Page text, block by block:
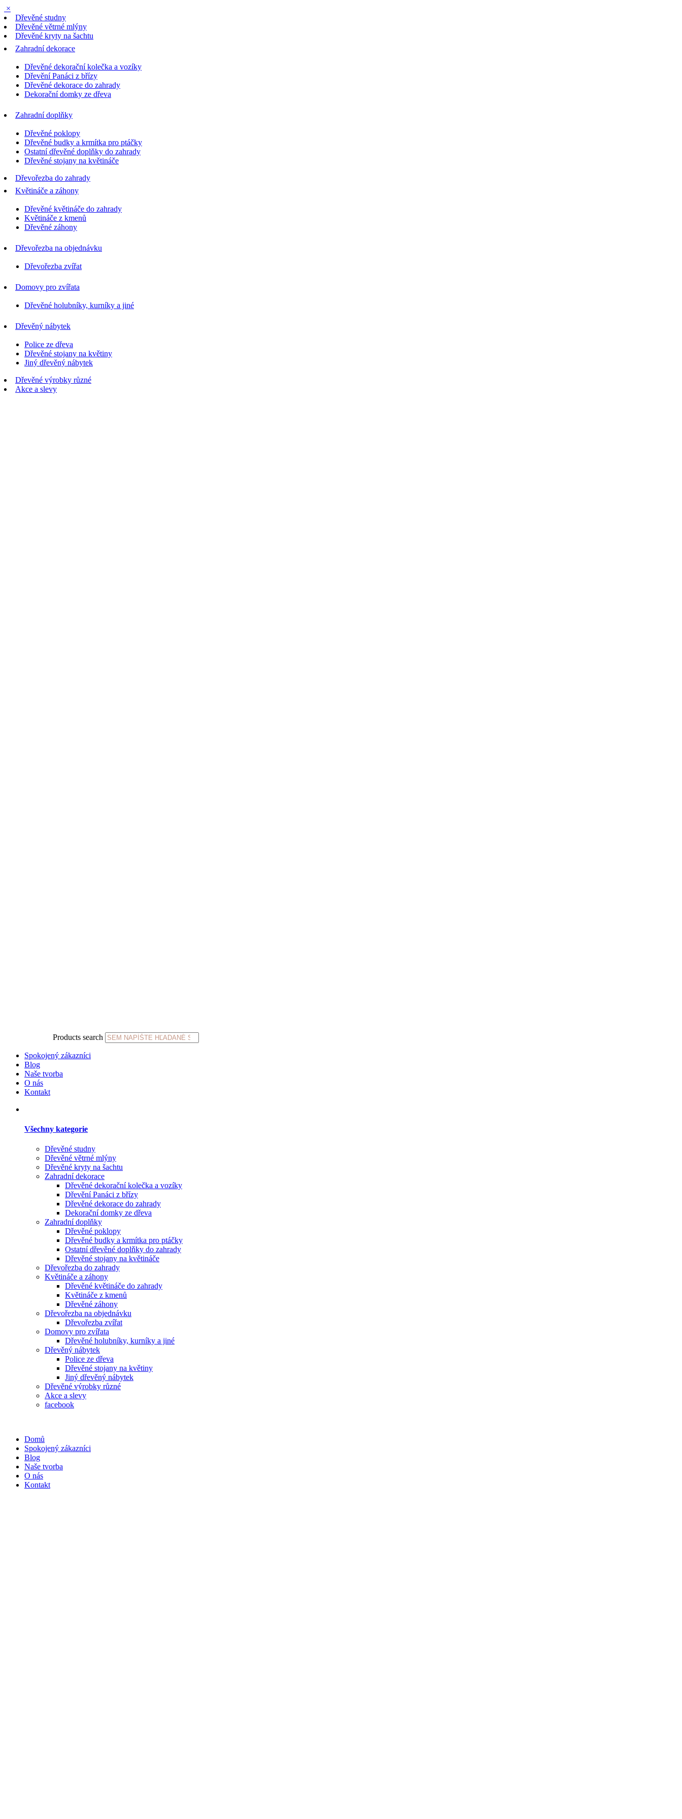
×
Dřevěné studny
Dřevěné větrné mlýny
Dřevěné kryty na šachtu
Zahradní dekorace
Dřevěné dekorační kolečka a vozíky
Dřevění Panáci z břízy
Dřevěné dekorace do zahrady
Dekorační domky ze dřeva
Zahradní doplňky
Dřevěné poklopy
Dřevěné budky a krmítka pro ptáčky
Ostatní dřevěné doplňky do zahrady
Dřevěné stojany na květináče
Dřevořezba do zahrady
Květináče a záhony
Dřevěné květináče do zahrady
Květináče z kmenů
Dřevěné záhony
Dřevořezba na objednávku
Dřevořezba zvířat
Domovy pro zvířata
Dřevěné holubníky, kurníky a jiné
Dřevěný nábytek
Police ze dřeva
Dřevěné stojany na květiny
Jiný dřevěný nábytek
Dřevěné výrobky různé
Akce a slevy
Products search
Spokojený zákazníci
Blog
Naše tvorba
O nás
Kontakt
Všechny kategorie
Dřevěné studny
Dřevěné větrné mlýny
Dřevěné kryty na šachtu
Zahradní dekorace
Dřevěné dekorační kolečka a vozíky
Dřevění Panáci z břízy
Dřevěné dekorace do zahrady
Dekorační domky ze dřeva
Zahradní doplňky
Dřevěné poklopy
Dřevěné budky a krmítka pro ptáčky
Ostatní dřevěné doplňky do zahrady
Dřevěné stojany na květináče
Dřevořezba do zahrady
Květináče a záhony
Dřevěné květináče do zahrady
Květináče z kmenů
Dřevěné záhony
Dřevořezba na objednávku
Dřevořezba zvířat
Domovy pro zvířata
Dřevěné holubníky, kurníky a jiné
Dřevěný nábytek
Police ze dřeva
Dřevěné stojany na květiny
Jiný dřevěný nábytek
Dřevěné výrobky různé
Akce a slevy
facebook
Domů
Spokojený zákazníci
Blog
Naše tvorba
O nás
Kontakt